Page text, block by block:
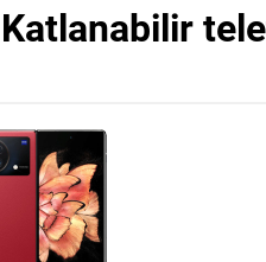
Katlanabilir